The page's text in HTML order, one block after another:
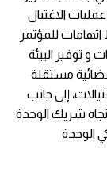
الاغتيال
للمؤتمر
و توفير البيئة
مستقلة
إلى جانب
شريك الوحدة
الوحدة